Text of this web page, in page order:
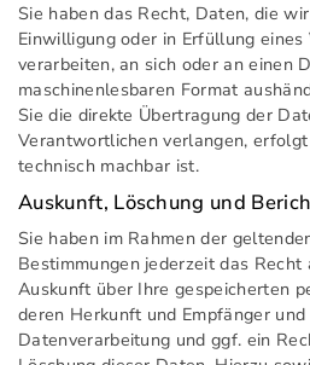
Sie haben das Recht, Daten, die
Einwilligung oder in Erfüllung
verarbeiten, an sich oder an einen
maschinenlesbaren Format
Sie die direkte Übertragung der
Verantwortlichen verlangen,
technisch machbar ist.
Auskunft, Löschung und
Sie haben im Rahmen der
Bestimmungen jederzeit das
Auskunft über Ihre gespeicherten
deren Herkunft und Empfänger
Datenverarbeitung und ggf. ein